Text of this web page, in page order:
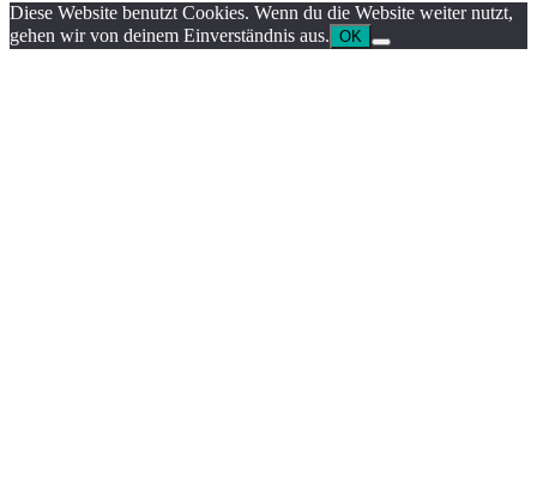
Diese Website benutzt Cookies. Wenn du die Website weiter nutzt,
gehen wir von deinem Einverständnis aus. OK